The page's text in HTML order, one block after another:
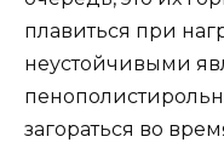
плавиться при
неустойчивыми
загораться во